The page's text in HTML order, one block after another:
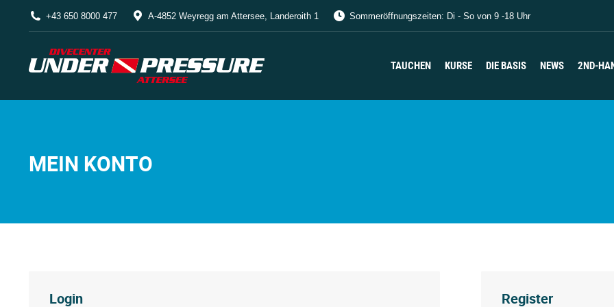
+43 650 8000 477 A-4852 Weyregg am Attersee, Landeroith 1 Sommeröffnungszeiten: Di - So von 9 -18 Uhr
TAUCHEN KURSE DIE BASIS NEWS 2ND-
MEIN KONTO
Login Register
TAUCHEN KURSE DIE BASIS